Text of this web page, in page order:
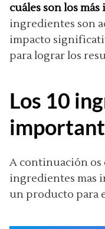
cuáles son los
ingredientes son
impacto
para lograr los
Los 10
A continuación os
ingredientes mas
un producto para